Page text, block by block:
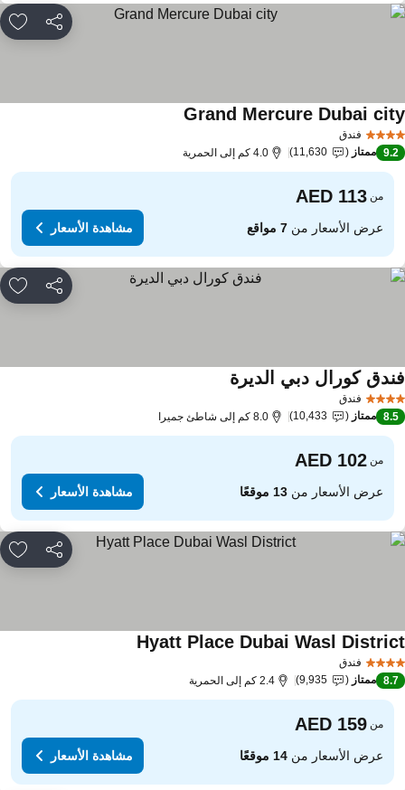
مشاركة
فندق
Grand Mercure Dubaiمشاهدة الأسعار
9.2 ممتاز 11,630 4.0 كم إلى الحمرية
من
عرض الأسعار من7 مواقع مشاهدة الأسعار
مشاركة
فندق
كورال دبي الديرةمشاهدة الأسعار
8.5 ممتاز 10,433 8.0 كم إلى شاطئ جميرا
من
عرض الأسعار من13 موقعًا مشاهدة الأسعار
مشاركة
فندق
Hyatt Place Dubai Waslمشاهدة الأسعار
8.7 ممتاز 9,935 2.4 كم إلى الحمرية
من
عرض الأسعار من14 موقعًا مشاهدة الأسعار